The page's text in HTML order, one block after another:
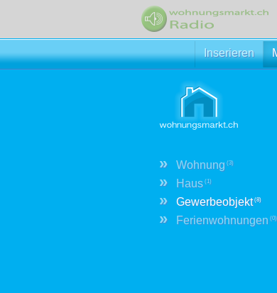
Inserieren
» Wohnung (3)
» Haus (1)
» Gewerbeobjekt(8)
» Ferienwohnungen (0)